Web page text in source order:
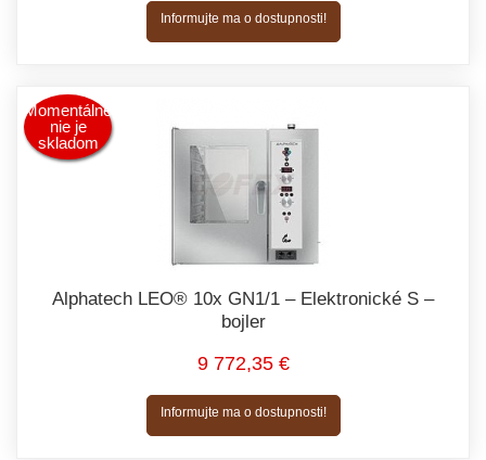
Informujte ma o dostupnosti!
Momentálne
nie je
skladom
Alphatech LEO® 10x GN1/1 – Elektronické S –
bojler
9 772,35 €
Informujte ma o dostupnosti!